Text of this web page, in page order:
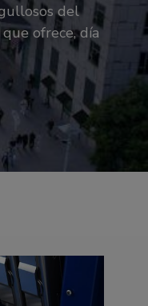
del
ofrece, día